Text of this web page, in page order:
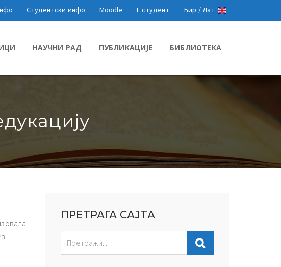
Студентски инфо Moodle Е студент Ћир /Лат
НАУЧНИ РАД ПУБЛИКАЦИЈЕ БИБЛИОТЕКА
ПРЕТРАГА САЈТА